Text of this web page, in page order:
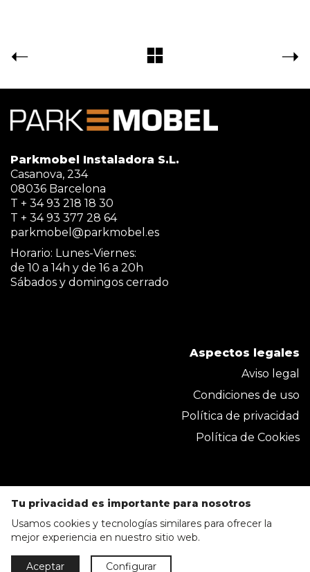
Parkmobel Instaladora S.L.
Casanova, 234
08036 Barcelona
T + 34 93 218 18 30
T + 34 93 377 28 64
parkmobel@parkmobel.es
Horario: Lunes-Viernes:
de 10 a 14h y de 16 a 20h
Sábados y domingos cerrado
Aspectos legales
Aviso legal
Condiciones de uso
Política de privacidad
Política de Cookies
Parkmobel Instaladora S.L. 2020 © Todos los
Tu privacidad es importante para nosotros
Usamos cookies y tecnologías similares para ofrecer la
mejor experiencia en nuestro sitio web.
Aceptar Configurar